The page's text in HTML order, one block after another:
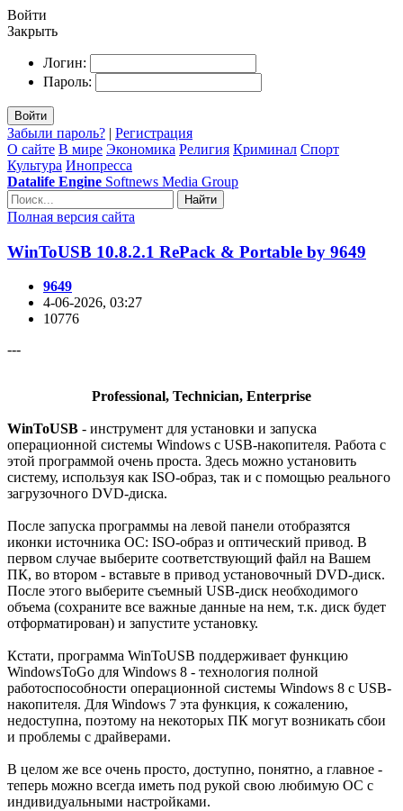
Войти
Закрыть
Логин:
Пароль:
Войти
Забыли пароль? | Регистрация
О сайте В мире Экономика Религия Криминал Спорт
Культура Инопресса
Datalife Engine Softnews Media Group
Найти
Полная версия сайта
WinToUSB 10.8.2.1 RePack & Portable by 9649
9649
4-06-2026, 03:27
10776
---
Professional, Technician, Enterprise
WinToUSB - инструмент для установки и запуска
операционной системы Windows с USB-накопителя. Работа с
этой программой очень проста. Здесь можно установить
систему, используя как ISO-образ, так и с помощью реального
загрузочного DVD-диска.
После запуска программы на левой панели отобразятся
иконки источника ОС: ISO-образ и оптический привод. В
первом случае выберите соответствующий файл на Вашем
ПК, во втором - вставьте в привод установочный DVD-диск.
После этого выберите съемный USB-диск необходимого
объема (сохраните все важные данные на нем, т.к. диск будет
отформатирован) и запустите установку.
Кстати, программа WinToUSB поддерживает функцию
WindowsToGo для Windows 8 - технология полной
работоспособности операционной системы Windows 8 с USB-
накопителя. Для Windows 7 эта функция, к сожалению,
недоступна, поэтому на некоторых ПК могут возникать сбои
и проблемы с драйверами.
В целом же все очень просто, доступно, понятно, а главное -
теперь можно всегда иметь под рукой свою любимую ОС с
индивидуальными настройками.